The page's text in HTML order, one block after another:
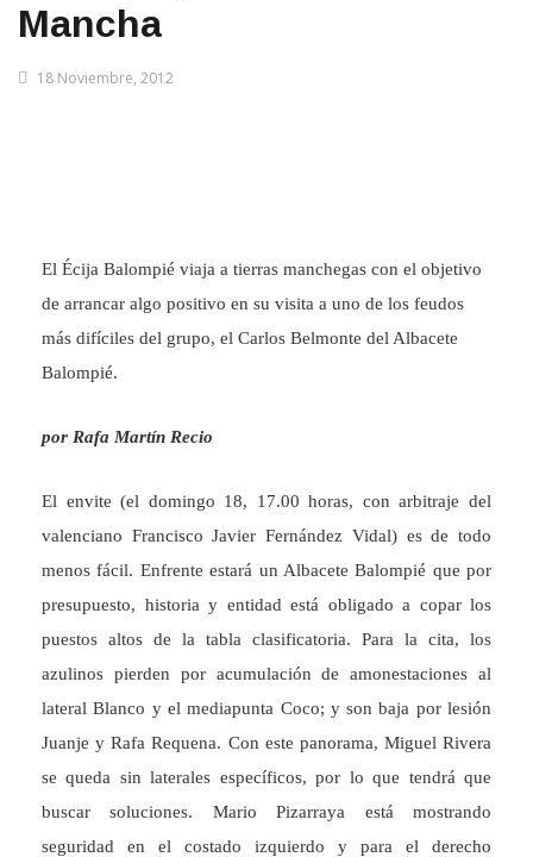
Mancha
18 Noviembre, 2012
El Écija Balompié viaja a tierras manchegas con el objetivo
de arrancar algo positivo en su visita a uno de los feudos
más difíciles del grupo, el Carlos Belmonte del Albacete
Balompié.
por Rafa Martín Recio
El envite (el domingo 18, 17.00 horas, con arbitraje del
valenciano Francisco Javier Fernández Vidal) es de todo
menos fácil. Enfrente estará un Albacete Balompié que por
presupuesto, historia y entidad está obligado a copar los
puestos altos de la tabla clasificatoria. Para la cita, los
azulinos pierden por acumulación de amonestaciones al
lateral Blanco y el mediapunta Coco; y son baja por lesión
Juanje y Rafa Requena. Con este panorama, Miguel Rivera
se queda sin laterales específicos, por lo que tendrá que
buscar soluciones. Mario Pizarraya está mostrando
seguridad en el costado izquierdo y para el derecho